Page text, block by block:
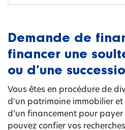
Demande de
financer une
ou d’une
Vous êtes en procédure de
d'un patrimoine immobilier et
d’un financement pour payer
pouvez confier vos